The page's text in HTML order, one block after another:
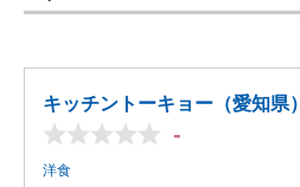
キッチントーキョー（愛知県）
-
洋食